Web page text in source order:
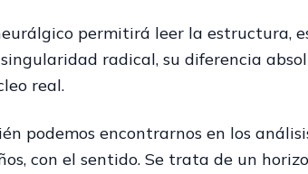
permitirá leer la estructura,
radical, su diferencia
real.
podemos encontrarnos en los
con el sentido. Se trata de un